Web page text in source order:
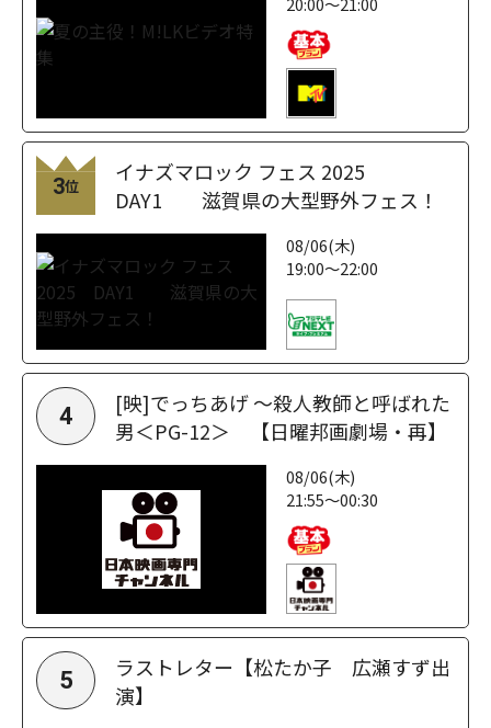
3位
イナズマロック フェス 2025
DAY1 滋賀県の大型野外フェス！
08/06(木)
19:00～22:00
4
[映]でっちあげ ～殺人教師と呼ばれた
男＜PG-12＞ 【日曜邦画劇場・再】
08/06(木)
21:55～00:30
5
ラストレター【松たか子 広瀬すず出
演】